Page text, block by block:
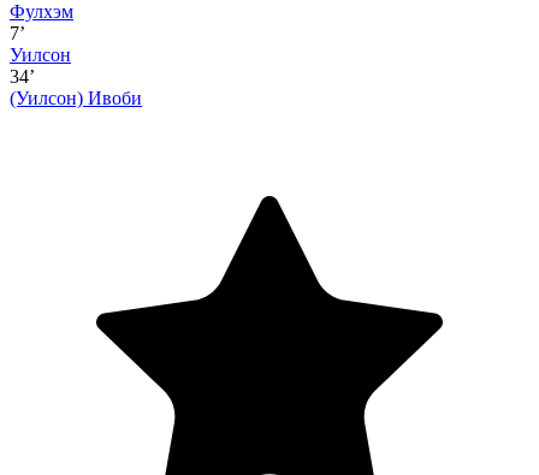
Фулхэм
7’
Уилсон
34’
(Уилсон) Ивоби